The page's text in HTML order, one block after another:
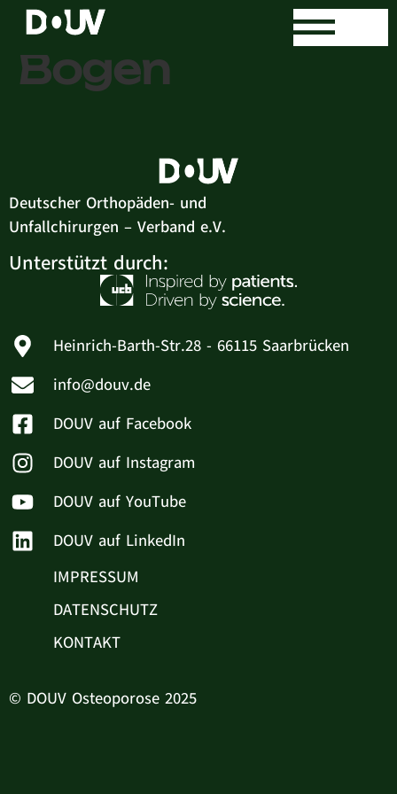
Orthozentrum
Bogen
Deutscher Orthopäden- und
Unfallchirurgen – Verband e.V.
Unterstützt durch:
Heinrich-Barth-Str.28 - 66115 Saarbrücken
info@douv.de
DOUV auf Facebook
DOUV auf Instagram
DOUV auf YouTube
DOUV auf LinkedIn
IMPRESSUM
DATENSCHUTZ
KONTAKT
© DOUV Osteoporose 2025